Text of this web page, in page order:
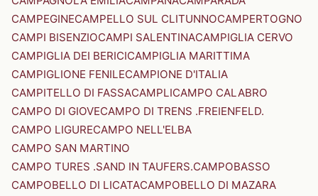
CAMPEGINECAMPELLO SUL CLITUNNOCAMPERTOGNO
CAMPI BISENZIOCAMPI SALENTINACAMPIGLIA CERVO
CAMPIGLIA DEI BERICICAMPIGLIA MARITTIMA
CAMPIGLIONE FENILECAMPIONE D'ITALIA
CAMPITELLO DI FASSACAMPLICAMPO CALABRO
CAMPO DI GIOVECAMPO DI TRENS .FREIENFELD.
CAMPO LIGURECAMPO NELL'ELBA
CAMPO SAN MARTINO
CAMPO TURES .SAND IN TAUFERS.CAMPOBASSO
CAMPOBELLO DI LICATACAMPOBELLO DI MAZARA